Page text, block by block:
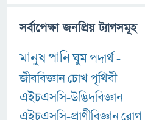
সর্বাপেক্ষা জনপ্রিয় ট্যাগসমূহ
মানুষপানিঘুমপদার্থ-
জীববিজ্ঞানচোখপৃথিবী
এইচএসসি-উদ্ভিদবিজ্ঞান